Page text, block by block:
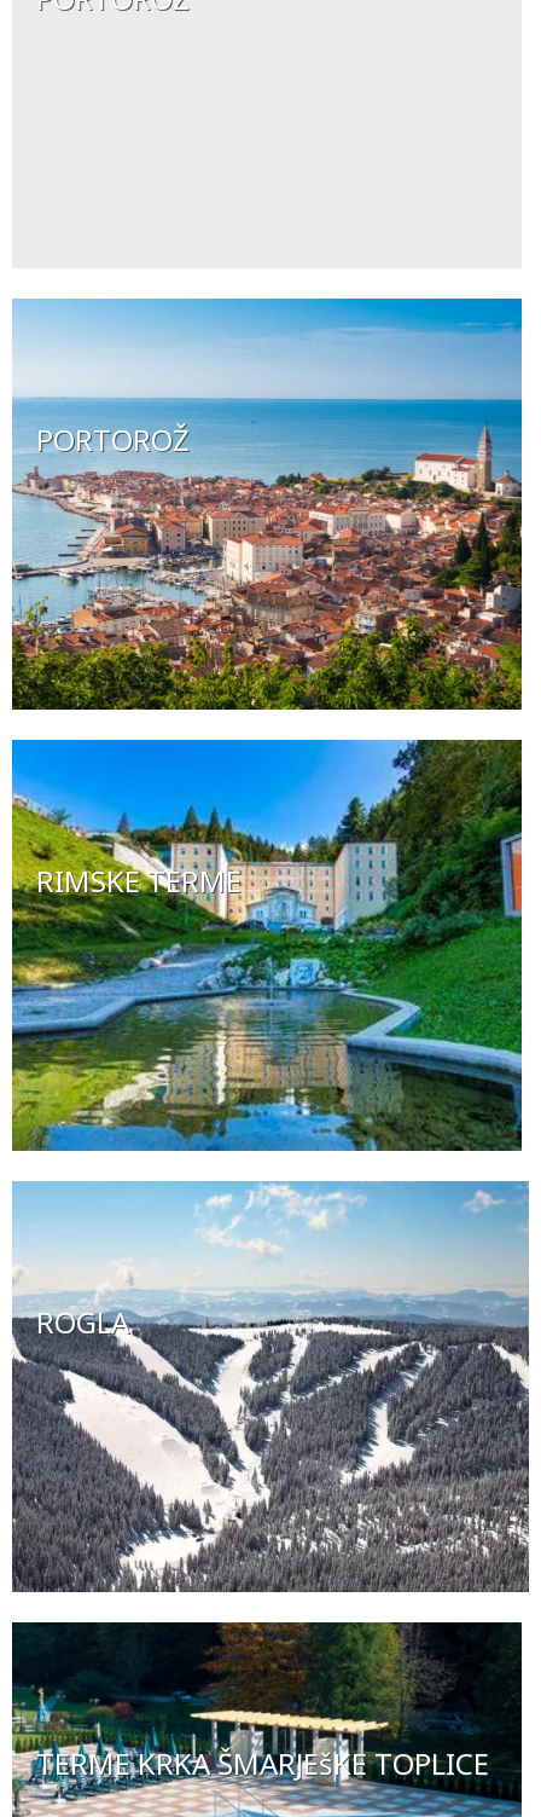
PORTOROŽ
RIMSKE TERME
ROGLA
TERME KRKA ŠMARJEšKE TOPLICE